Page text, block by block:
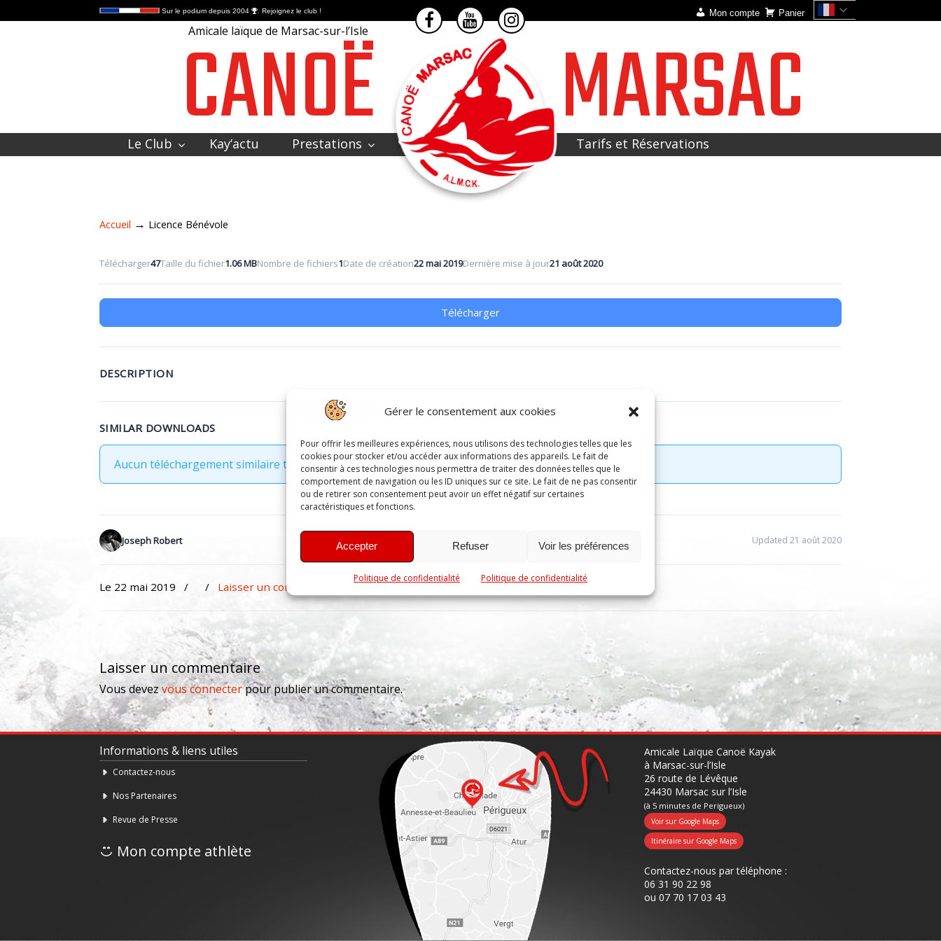
Gérer le consentement aux cookies
Pour offrir les meilleures expériences, nous utilisons des technologies telles que les
cookies pour stocker et/ou accéder aux informations des appareils. Le fait de
consentir à ces technologies nous permettra de traiter des données telles que le
comportement de navigation ou les ID uniques sur ce site. Le fait de ne pas consentir
ou de retirer son consentement peut avoir un effet négatif sur certaines
caractéristiques et fonctions.
Accepter Refuser Voir les préférences
Politique de confidentialité Politique de confidentialité
Sur le podium depuis 2004 . Rejoignez le club ! Mon compte Panier
Amicale laïque de Marsac-sur-l’Isle
CANOË MARSAC
Le Club Kay’actu Prestations
Tarifs et Réservations
Accueil → Licence Bénévole
Télécharger47Taille du fichier1.06 MBNombre de fichiers1Date de création22 mai 2019Dernière mise à jour21 août 2020
Télécharger
DESCRIPTION
SIMILAR DOWNLOADS
Aucun téléchargement similaire trouvé !
Joseph Robert Updated 21 août 2020
Le 22 mai 2019 / / Laisser un commentaire
Laisser un commentaire
Vous devezvous connecterpour publier un commentaire.
Informations & liens utiles
Contactez-nous
Nos Partenaires
Revue de Presse
Mon compte athlète
Amicale Laïque Canoë Kayak
à Marsac-sur-l’Isle
26 route de Lévêque
24430 Marsac sur l’Isle
(à 5 minutes de Perigueux)
Voir sur Google Maps
Itinéraire sur Google Maps
Contactez-nous par téléphone :
06 31 90 22 98
ou07 70 17 03 43